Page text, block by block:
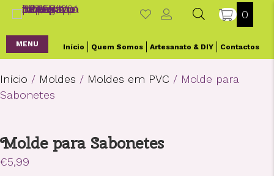
0
MENU Início Quem Somos Artesanato & DIY Contactos
Início / Moldes / Moldes em PVC / Molde para
Sabonetes
Molde para Sabonetes
€5,99